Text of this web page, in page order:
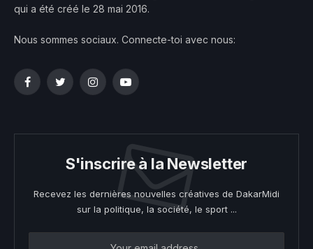
qui a été créé le 28 mai 2016.
Nous sommes sociaux. Connecte-toi avec nous:
FacebookTwitterInstagramYouTube
S'inscrire à la Newsletter
Recevez les dernières nouvelles créatives de DakarMidi
sur la politique, la société, le sport ...